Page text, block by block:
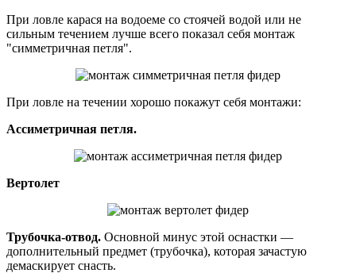
При ловле карася на водоеме со стоячей водой или не
сильным течением лучше всего показал себя монтаж
"симметричная петля".
При ловле на течении хорошо покажут себя монтажи:
Ассиметричная петля.
Вертолет
Трубочка-отвод. Основной минус этой оснастки —
дополнительный предмет (трубочка), которая зачастую
демаскирует снасть.